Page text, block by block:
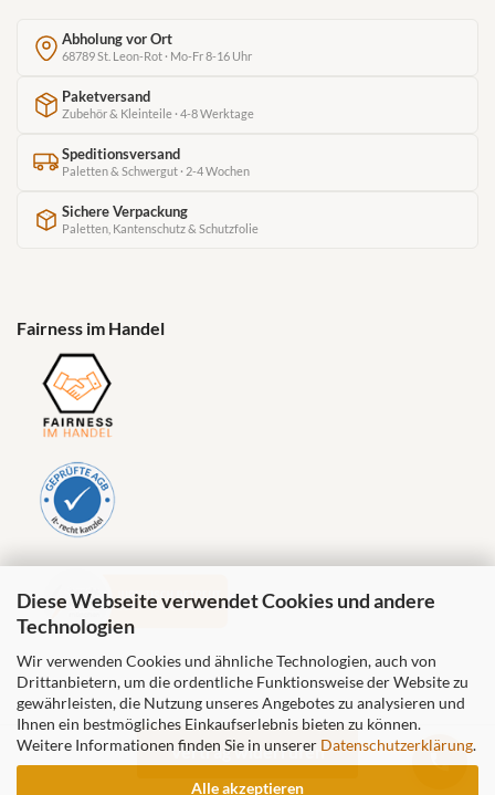
Diese Webseite verwendet Cookies und andere
Technologien
Wir verwenden Cookies und ähnliche Technologien, auch von
Drittanbietern, um die ordentliche Funktionsweise der Website zu
gewährleisten, die Nutzung unseres Angebotes zu analysieren und
Ihnen ein bestmögliches Einkaufserlebnis bieten zu können.
Weitere Informationen finden Sie in unserer Datenschutzerklärung.
Alle akzeptieren
Abholung vor Ort
68789 St. Leon-Rot · Mo-Fr 8-16 Uhr
Paketversand
Zubehör & Kleinteile · 4-8 Werktage
Speditionsversand
Paletten & Schwergut · 2-4 Wochen
Sichere Verpackung
Paletten, Kantenschutz & Schutzfolie
Fairness im Handel
Vertrag widerrufen